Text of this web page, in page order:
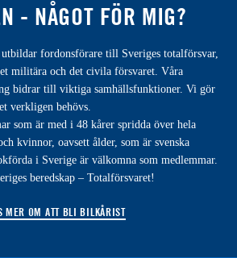
- NÅGOT FÖR MIG?
fordonsförare till Sveriges totalförsvar,
militära och det civila försvaret. Våra
bidrar till viktiga samhällsfunktioner. Vi gör
verkligen behövs.
som är med i 48 kårer spridda över hela
kvinnor, oavsett ålder, som är svenska
i Sverige är välkomna som medlemmar.
beredskap – Totalförsvaret!
MER OM ATT BLI BILKÅRIST